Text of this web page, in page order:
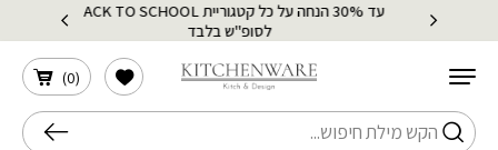
Skip to Content
עד 30% הנחה על כל קטגוריית BACK TO SCHOOL
לסופ"ש בלבד
חיפוש
(
0
)
הרשימה שלי
בחזרה למעלה